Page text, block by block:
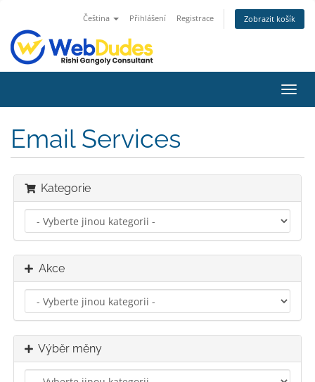
Čeština Přihlášení Registrace Zobrazit košík
Email Services
Kategorie
Akce
Výběr měny